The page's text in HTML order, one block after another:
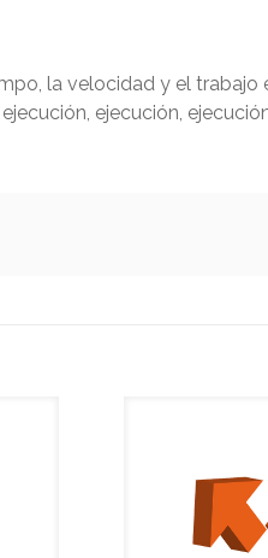
la velocidad y el
ejecución,